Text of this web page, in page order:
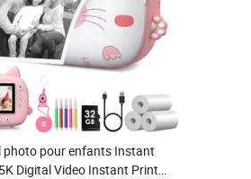
photo pour enfants Instant
Digital Video Instant Print